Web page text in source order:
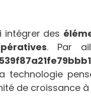
intégrer des
. Par
technologie
de croissance